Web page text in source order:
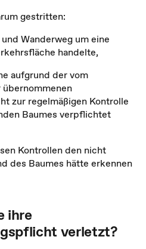
gestritten:
Wanderweg um eine
handelte,
aufgrund der vom
zur regelmäßigen Kontrolle
Baumes verpflichtet
Kontrollen den nicht
des Baumes hätte erkennen
ihre
verletzt?